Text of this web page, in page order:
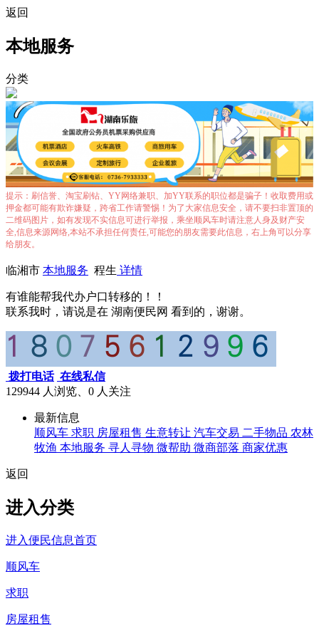
返回
本地服务
分类
提示：刷信誉、淘宝刷钻、YY网络兼职、加YY联系的职位都是骗子！收取费用或
押金都可能有欺诈嫌疑，跨省工作请警惕！为了大家信息安全，请不要扫非置顶的
二维码图片，如有发现不实信息可进行举报，乘坐顺风车时请注意人身及财产安
全,信息来源网络,本站不承担任何责任,可能您的朋友需要此信息，右上角可以分享
给朋友。
临湘市 本地服务 程生 详情
有谁能帮我代办户口转移的！！
联系我时，请说是在 湖南便民网 看到的，谢谢。
拨打电话 在线私信
129944 人浏览、0 人关注
最新信息
顺风车 求职 房屋租售 生意转让 汽车交易 二手物品 农林
牧渔 本地服务 寻人寻物 微帮助 微商部落 商家优惠
返回
进入分类
进入便民信息首页
顺风车
求职
房屋租售